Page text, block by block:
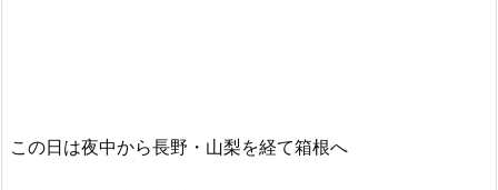
この日は夜中から長野・山梨を経て箱根へ